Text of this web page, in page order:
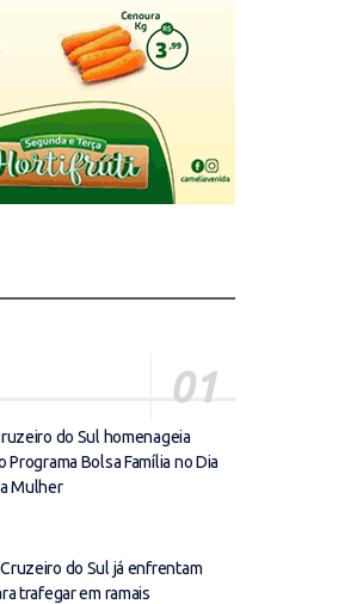
do Sul homenageia
Programa Bolsa Família no Dia
Mulher
do Sul já enfrentam
trafegar em ramais